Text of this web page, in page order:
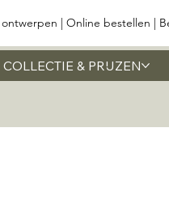
COLLECTIE & PRIJZEN
| Online bestellen |